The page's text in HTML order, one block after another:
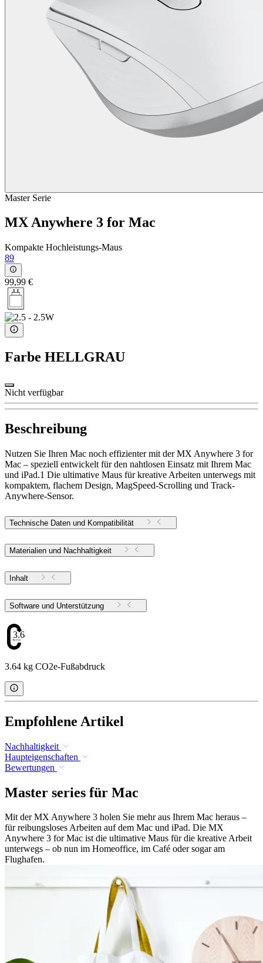
Master Serie
MX Anywhere 3 for Mac
Kompakte Hochleistungs-Maus
89
99,99 €
Farbe HELLGRAU
Nicht verfügbar
Beschreibung
Nutzen Sie Ihren Mac noch effizienter mit der MX Anywhere 3 for
Mac – speziell entwickelt für den nahtlosen Einsatz mit Ihrem Mac
und iPad.1 Die ultimative Maus für kreative Arbeiten unterwegs mit
kompaktem, flachem Design, MagSpeed-Scrolling und Track-
Anywhere-Sensor.
Technische Daten und Kompatibilität
Materialien und Nachhaltigkeit
Inhalt
Software und Unterstützung
3.64
3.64 kg CO2e-Fußabdruck
Empfohlene Artikel
Nachhaltigkeit
Haupteigenschaften
Bewertungen
Master series für Mac
Mit der MX Anywhere 3 holen Sie mehr aus Ihrem Mac heraus –
für reibungsloses Arbeiten auf dem Mac und iPad. Die MX
Anywhere 3 for Mac ist die ultimative Maus für die kreative Arbeit
unterwegs – ob nun im Homeoffice, im Café oder sogar am
Flughafen.